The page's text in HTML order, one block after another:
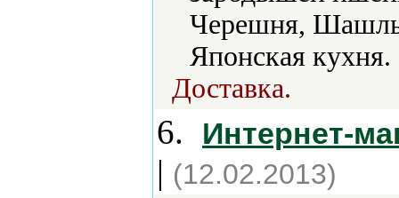
Черешня,
Японская кухня.
Доставка.
6. Интернет-
| (12.02.2013)